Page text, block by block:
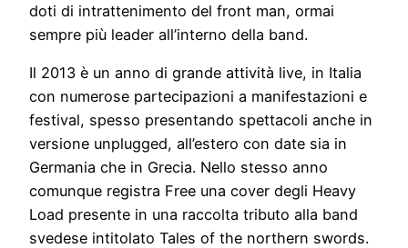
doti di intrattenimento del front man, ormai
sempre più leader all’interno della band.
Il 2013 è un anno di grande attività live, in Italia
con numerose partecipazioni a manifestazioni e
festival, spesso presentando spettacoli anche in
versione unplugged, all’estero con date sia in
Germania che in Grecia. Nello stesso anno
comunque registra Free una cover degli Heavy
Load presente in una raccolta tributo alla band
svedese intitolato Tales of the northern swords.